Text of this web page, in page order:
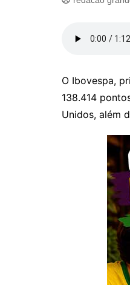
O Ibovespa,
138.414
Unidos, além